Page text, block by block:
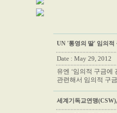
UN '통영의 딸' 임의적
Date : May 29, 2012
유엔 ‘임의적 구금에
관련해서 임의적 구
세계기독교연맹